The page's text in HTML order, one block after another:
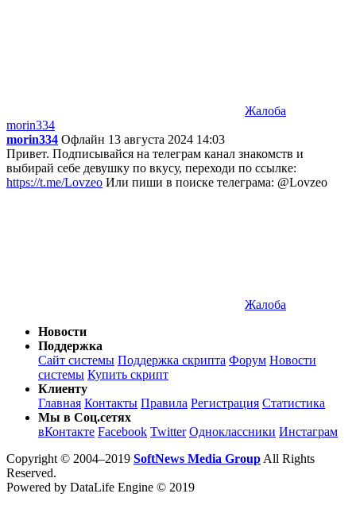
Жалоба
morin334
morin334 Офлайн 13 августа 2024 14:03
Привет. Подписывайся на телеграм канал знакомств и
выбирай себе девушку по вкусу, переходи по ссылке:
https://t.me/Lovzeo Или пиши в поиске телеграма: @Lovzeo
Жалоба
Новости
Поддержка
Сайт системы Поддержка скрипта Форум Новости
системы Купить скрипт
Клиенту
Главная Контакты Правила Регистрация Статистика
Мы в Соц.сетях
вКонтакте Facebook Twitter Одноклассники Инстаграм
Copyright © 2004–2019 SoftNews Media Group All Rights
Reserved.
Powered by DataLife Engine © 2019